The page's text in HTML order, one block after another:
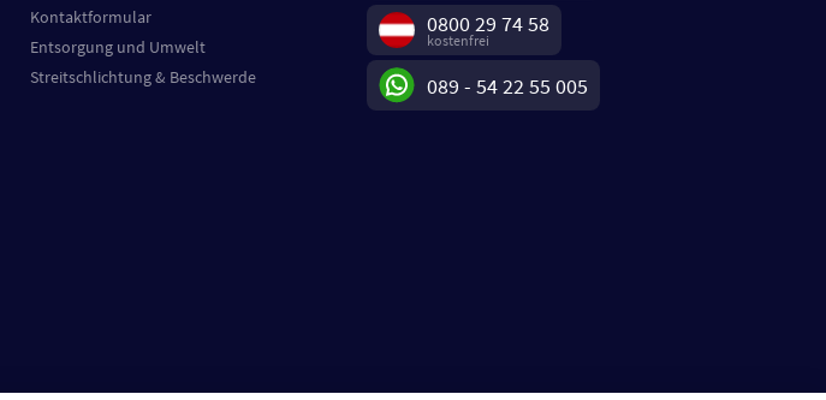
Kontaktformular
Entsorgung und Umwelt
Streitschlichtung & Beschwerde
0800 29 74 58
kostenfrei
089 - 54 22 55 005